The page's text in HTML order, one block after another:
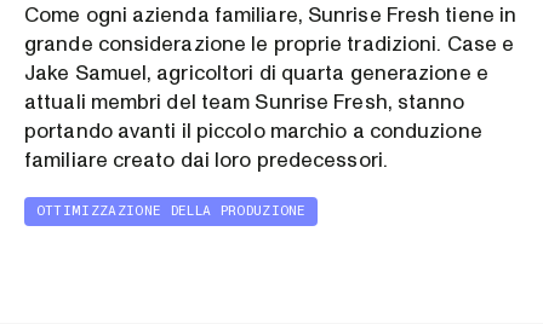
Come ogni azienda familiare, Sunrise Fresh tiene in
grande considerazione le proprie tradizioni. Case e
Jake Samuel, agricoltori di quarta generazione e
attuali membri del team Sunrise Fresh, stanno
portando avanti il piccolo marchio a conduzione
familiare creato dai loro predecessori.
OTTIMIZZAZIONE DELLA PRODUZIONE